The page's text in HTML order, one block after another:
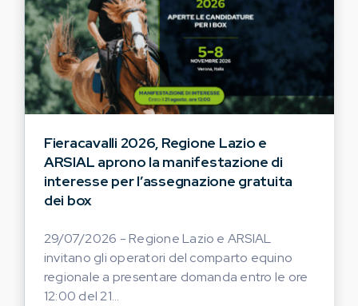
Fieracavalli 2026, Regione Lazio e
ARSIAL aprono la manifestazione di
interesse per l’assegnazione gratuita
dei box
29/07/2026 - Regione Lazio e ARSIAL
invitano gli operatori del comparto equino
regionale a presentare domanda entro le ore
12:00 del 21...